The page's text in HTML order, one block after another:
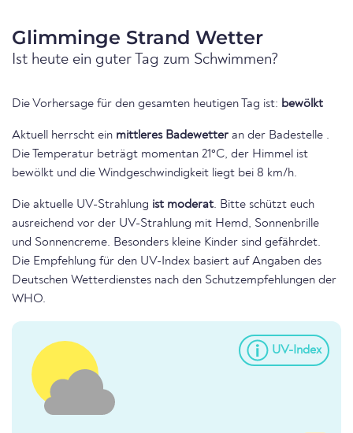
Glimminge Strand Wetter
Ist heute ein guter Tag zum Schwimmen?
Die Vorhersage für den gesamten heutigen Tag ist: bewölkt
Aktuell herrscht ein mittleres Badewetter an der Badestelle .
Die Temperatur beträgt momentan 21°C, der Himmel ist
bewölkt und die Windgeschwindigkeit liegt bei 8 km/h.
Die aktuelle UV-Strahlung ist moderat. Bitte schützt euch
ausreichend vor der UV-Strahlung mit Hemd, Sonnenbrille
und Sonnencreme. Besonders kleine Kinder sind gefährdet.
Die Empfehlung für den UV-Index basiert auf Angaben des
Deutschen Wetterdienstes nach den Schutzempfehlungen der
WHO.
UV-Index